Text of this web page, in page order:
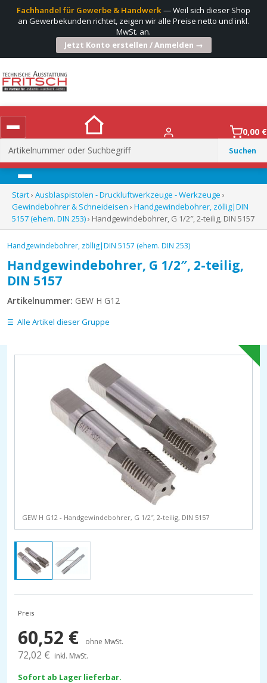
Fachhandel für Gewerbe & Handwerk— Weil sich dieser Shop
an Gewerbekunden richtet, zeigen wir alle Preise netto und inkl.
MwSt. an.
Jetzt Konto erstellen / Anmelden →
Suchen
nach:
0,00 €
Menü
Start› Ausblaspistolen - Druckluftwerkzeuge - Werkzeuge ›
Gewindebohrer & Schneideisen › Handgewindebohrer, zöllig|DIN
5157 (ehem. DIN 253)› Handgewindebohrer, G 1/2″, 2-teilig, DIN 5157
Handgewindebohrer, zöllig|DIN 5157 (ehem. DIN 253)
Handgewindebohrer, G 1/2″, 2-teilig,
DIN 5157
Artikelnummer: GEW H G12
Alle Artikel dieser Gruppe
GEW H G12 - Handgewindebohrer, G 1/2″, 2-teilig, DIN 5157
Preis
60,52 € ohne MwSt.
72,02 € inkl. MwSt.
Sofort ab Lager lieferbar.